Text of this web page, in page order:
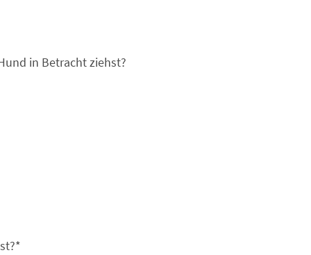
in Betracht ziehst?
*